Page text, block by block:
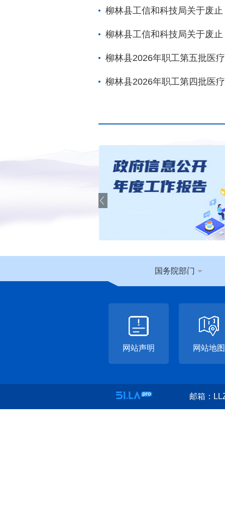
柳林县工信和科技局关于废
柳林县工信和科技局关于废
柳林县2026年职工第五批医
柳林县2026年职工第四批医
国务院部门
网站声明 网站地图
邮箱：